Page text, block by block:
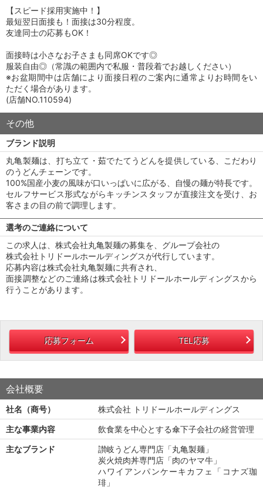
【スピード採用実施中！】
最短翌日面接も！面接は30分程度。
友達同士の応募もOK！
面接時は小さなお子さまも同席OKです◎
服装自由◎（常識の範囲内で私服・普段着でお越しください）
※お盆期間中は店舗により面接日程のご案内に通常よりお時間をい
ただく場合があります。
(店舗NO.110594)
その他
ブランド説明
丸亀製麺は、打ち立て・茹でたてうどんを提供している、こだわり
のうどんチェーンです。
100%国産小麦の風味が口いっぱいに広がる、自慢の麺が特長です。
セルフサービス形式ながらキッチンスタッフが直接注文を受け、お
客さまの目の前で調理します。
選考のご連絡について
この求人は、株式会社丸亀製麺の募集を、グループ会社の
株式会社トリドールホールディングスが代行しています。
応募内容は株式会社丸亀製麺に共有され、
面接調整などのご連絡は株式会社トリドールホールディングスから
行うことがあります。
応募フォーム TEL応募
会社概要
社名（商号）
株式会社 トリドールホールディングス
主な事業内容
飲食業を中心とする傘下子会社の経営管理
主なブランド
讃岐うどん専門店「丸亀製麺」
炭火焼肉丼専門店「肉のヤマ牛」
ハワイアンパンケーキカフェ「コナズ珈
琲」